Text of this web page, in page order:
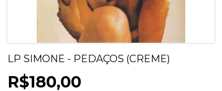
LP SIMONE - PEDAÇOS (CREME)
R$180,00